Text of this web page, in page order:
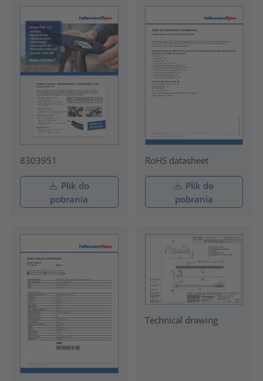
8303951
Plik do
pobrania
RoHS datasheet
Plik do
pobrania
Technical drawing